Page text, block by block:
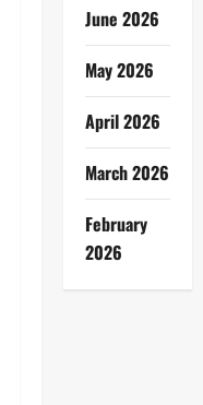
June 2026
May 2026
April 2026
March 2026
February
2026